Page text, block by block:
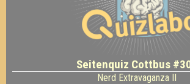
Seitenquiz Cottbus
Nerd Extravaganza II